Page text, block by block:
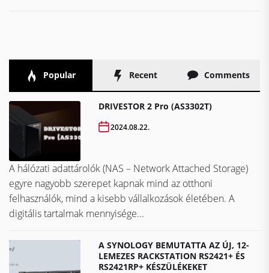
Popular Recent Comments
DRIVESTOR 2 Pro (AS3302T)
2024.08.22.
A hálózati adattárolók (NAS – Network Attached Storage)
egyre nagyobb szerepet kapnak mind az otthoni
felhasználók, mind a kisebb vállalkozások életében. A
digitális tartalmak mennyisége...
A SYNOLOGY BEMUTATTA AZ ÚJ, 12-
LEMEZES RACKSTATION RS2421+ ÉS
RS2421RP+ KÉSZÜLÉKEKET